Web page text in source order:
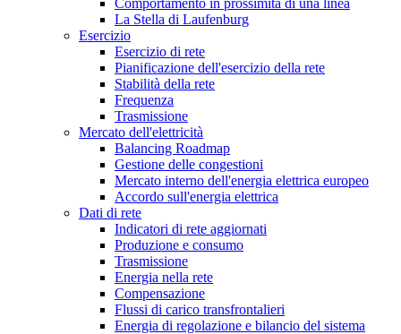
Comportamento in prossimità di una linea
La Stella di Laufenburg
Esercizio
Esercizio di rete
Pianificazione dell'esercizio della rete
Stabilità della rete
Frequenza
Trasmissione
Mercato dell'elettricità
Balancing Roadmap
Gestione delle congestioni
Mercato interno dell'energia elettrica europeo
Accordo sull'energia elettrica
Dati di rete
Indicatori di rete aggiornati
Produzione e consumo
Trasmissione
Energia nella rete
Compensazione
Flussi di carico transfrontalieri
Energia di regolazione e bilancio del sistema